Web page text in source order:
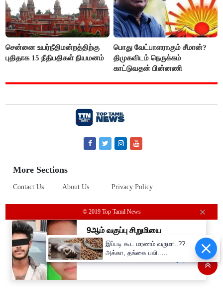
சென்னை உயர்நீதிமன்றத்திற்கு
புதிதாக 15 நீதிபதிகள் நியமனம்
பொது வேட்பாளராகும் சீமான்?
திமுகவிடம் நெருக்கம்
காட்டுவதன் பின்னணி
More Sections
Contact Us About Us Privacy Policy
© 2019 Top Tamil News
இப்படி கூட மரணம் வருமா..??
அக்கா, தங்கை பலி..
கொண்டைக்கடலையால்